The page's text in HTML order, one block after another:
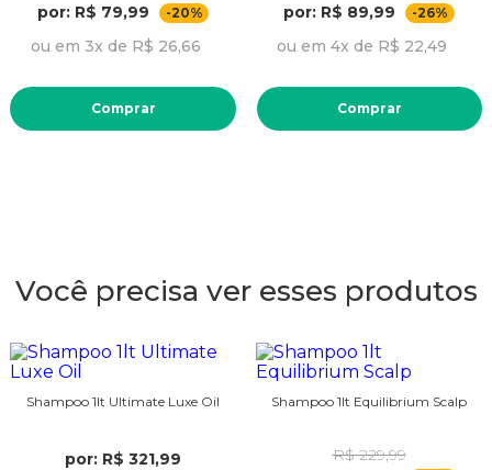
por: R$ 79,99
-20%
ou em 3x de R$ 26,66
Comprar
por: R$ 89,99
-26%
ou em 4x de R$ 22,49
Comprar
Você precisa ver esses produtos
Shampoo 1lt Ultimate Luxe Oil
por: R$ 321,99
Shampoo 1lt Equilibrium Scalp
R$ 229,99